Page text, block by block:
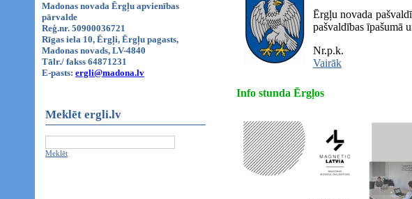
Madonas novada Ērgļu apvienības
pārvalde
Reģ.nr. 50900036721
Rīgas iela 10, Ērgļi, Ērgļu pagasts,
Madonas novads, LV-4840
Tālr./ fakss 64871231
E-pasts: ergli@madona.lv
Meklēt ergli.lv
Meklēt
Ērgļu novada
pašvaldības īpašumā
Nr.p.k.
Vairāk
Info stunda Ērgļos